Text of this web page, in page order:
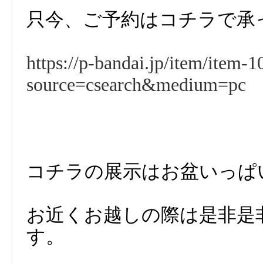
只今、ご予約はコチラで
https://p-bandai.jp/item/item-
source=csearch&medium=pc
コチラの展示はお盆いっ
お近くお越しの際は是非
す。